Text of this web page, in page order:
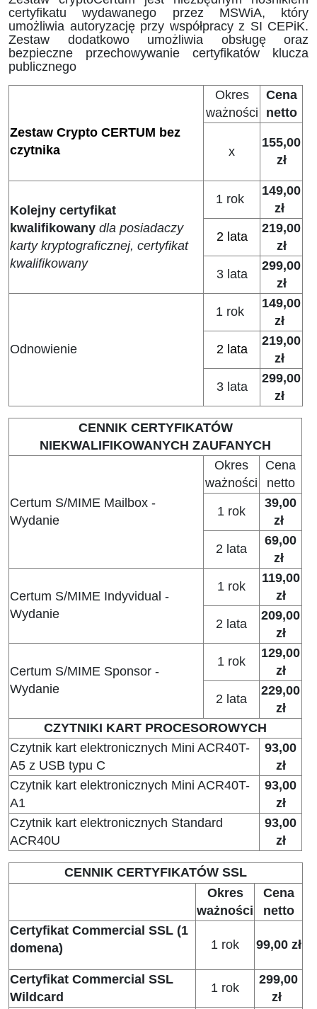
certyfikatu wydawanego przez MSWiA, który
umożliwia autoryzację przy współpracy z SI CEPiK.
Zestaw dodatkowo umożliwia obsługę oraz
bezpieczne przechowywanie certyfikatów klucza
publicznego
Zestaw Crypto CERTUM bez
czytnika
Okres
ważności
Cena
netto
x
155,00
zł
Kolejny certyfikat
kwalifikowany dla posiadaczy
karty kryptograficznej, certyfikat
kwalifikowany
1 rok
149,00
zł
2 lata
219,00
zł
3 lata
299,00
zł
Odnowienie
1 rok
149,00
zł
2 lata
219,00
zł
3 lata
299,00
zł
CENNIK CERTYFIKATÓW
NIEKWALIFIKOWANYCH ZAUFANYCH
Certum S/MIME Mailbox -
Wydanie
Okres
ważności
Cena
netto
1 rok
39,00
zł
2 lata
69,00
zł
Certum S/MIME Indyvidual -
Wydanie
1 rok
119,00
zł
2 lata
209,00
zł
Certum S/MIME Sponsor -
Wydanie
1 rok
129,00
zł
2 lata
229,00
zł
CZYTNIKI KART PROCESOROWYCH
Czytnik kart elektronicznych Mini ACR40T-
A5 z USB typu C
93,00
zł
Czytnik kart elektronicznych Mini ACR40T-
A1
93,00
zł
Czytnik kart elektronicznych Standard
ACR40U
93,00
zł
CENNIK CERTYFIKATÓW SSL
Okres
ważności
Cena
netto
Certyfikat Commercial SSL (1
domena)
1 rok 99,00 zł
Certyfikat Commercial SSL
Wildcard
1 rok
299,00
zł